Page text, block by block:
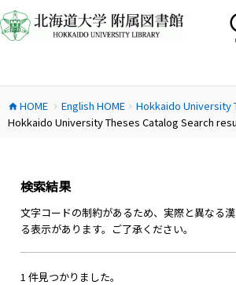
ン
テ
ス
キ
home HOME chevron_right English HOMEchevron_right Hokkaido University
Hokkaido University Theses Catalog Search
検索結果
文字コードの制約があるため、実際と異なる
る表示があります。ご了承ください。
1 件見つかりました。